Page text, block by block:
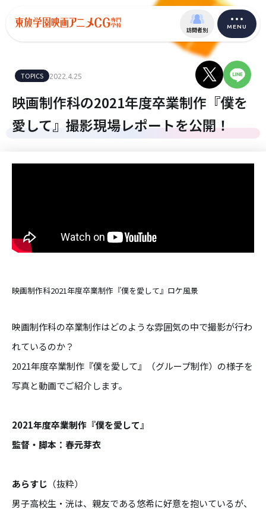
訪問者別 MENU
TOPICS 2022.4.25
映画制作科の2021年度卒業制作『僕を
愛して』撮影現場レポートを公開！
映画制作科2021年度卒業制作『僕を愛して』ロケ風景
映画制作科の卒業制作はどのような雰囲気の中で撮影が行わ
れているのか？
2021年度卒業制作『僕を愛して』（グループ制作）の様子を
写真と動画でご紹介します。
2021年度卒業制作『僕を愛して』
監督・脚本：春元芽衣
あらすじ （抜粋）
男子高校生・洸は、親友である悠希に好意を抱いているが、